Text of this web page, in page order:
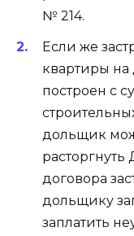
№ 214.
Если же
квартиры
построен с
дольщик
договора
дольщику
заплатить